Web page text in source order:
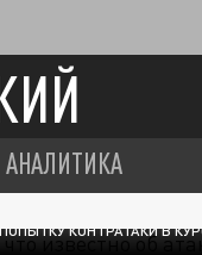
АНАЛИТИКА
КОНТРАТАКИ В